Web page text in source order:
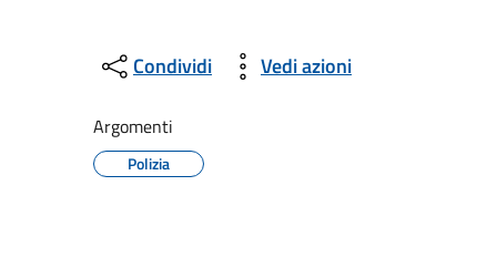
Condividi Vedi azioni
Argomenti
Polizia